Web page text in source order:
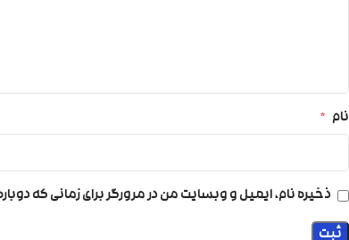
نام *
ذخیره نام، ایمیل و وبسایت من در مرورگر برای زمانی که